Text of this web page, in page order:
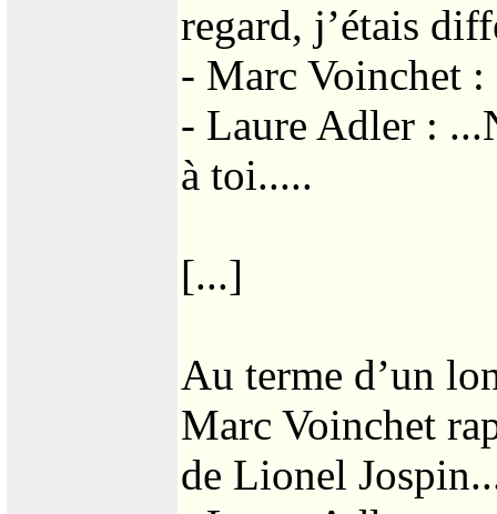
regard, j’étais
- Marc Voinchet :
- Laure Adler :
à toi.....
[...]
Au terme d’un
Marc Voinchet
de Lionel